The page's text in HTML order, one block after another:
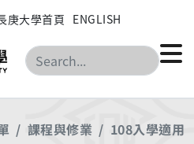
庚大學首頁 ENGLISH
搜尋
課程與修業 108入學適用